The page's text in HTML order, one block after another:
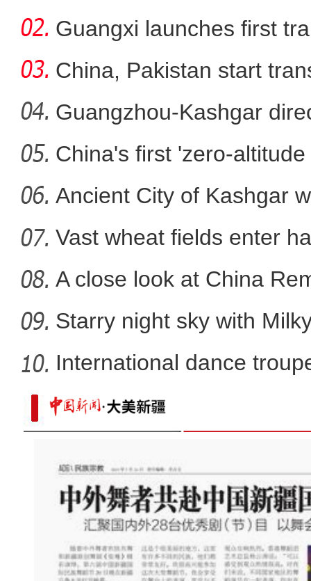
丁荫楠：我对这部片子
当坦桑尼亚咖啡遇上中国茶
Guangxi launches first
China, Pakistan start
Guangzhou-Kashgar
China's first 'zero-
Ancient City of Kashgar
Vast wheat fields enter
A close look at China
Starry night sky with
International dance